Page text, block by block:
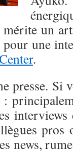
un
une
.
presse. Si
interviews
pros
news,